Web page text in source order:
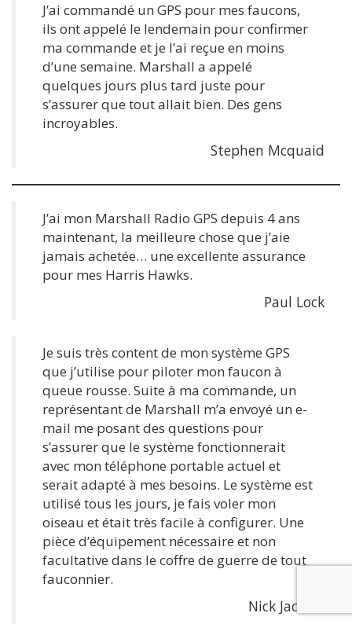
J’ai commandé un GPS pour mes faucons,
ils ont appelé le lendemain pour confirmer
ma commande et je l’ai reçue en moins
d’une semaine. Marshall a appelé
quelques jours plus tard juste pour
s’assurer que tout allait bien. Des gens
incroyables.
Stephen Mcquaid
J’ai mon Marshall Radio GPS depuis 4 ans
maintenant, la meilleure chose que j’aie
jamais achetée… une excellente assurance
pour mes Harris Hawks.
Paul Lock
Je suis très content de mon système GPS
que j’utilise pour piloter mon faucon à
queue rousse. Suite à ma commande, un
représentant de Marshall m’a envoyé un e-
mail me posant des questions pour
s’assurer que le système fonctionnerait
avec mon téléphone portable actuel et
serait adapté à mes besoins. Le système est
utilisé tous les jours, je fais voler mon
oiseau et était très facile à configurer. Une
pièce d’équipement nécessaire et non
facultative dans le coffre de guerre de tout
fauconnier.
Nick Jacinto